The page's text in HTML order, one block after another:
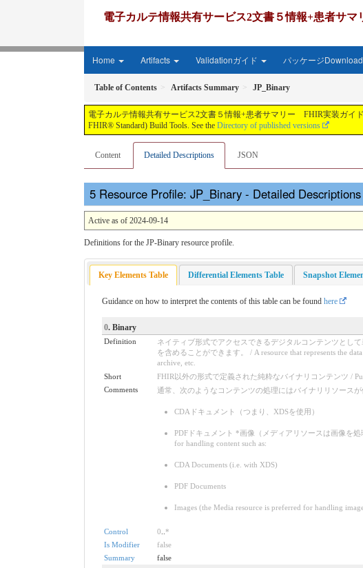
電子カルテ情報共有サービス2文書５情報+患者サ
Home Artifacts Validationガイド パッケージDownload
Table of Contents Artifacts Summary JP_Binary
電子カルテ情報共有サービス2文書５情報+患者サマリー FHIR実装ガイド
FHIR® Standard) Build Tools. See the Directory of published versions
Content Detailed Descriptions JSON
Resource Profile: JP_Binary - Detailed Descriptions
Active as of 2024-09-14
Definitions for the JP-Binary resource profile.
Key Elements Table Differential Elements Table Snapshot
Guidance on how to interpret the contents of this table can be found here
0. Binary
Definition
ネイティブ形式でアクセスできるデジタルコンテンツとし
を含めることができます。 / A resource that represents the
archive, etc.
Short
FHIR以外の形式で定義された純粋なバイナリコンテンツ /
Comments
通常、次のようなコンテンツの処理にはバイナリリソースが
CDAドキュメント（つまり、XDSを使用）
PDFドキュメント *画像（メディアリソースは画像を
for handling content such as:
CDA Documents (i.e. with XDS)
PDF Documents
Images (the Media resource is preferred for handling
Control 0 *
Is Modifier
false
Summary
false